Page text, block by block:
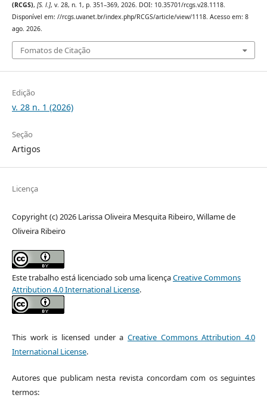
(RCGS), [S. l.], v. 28, n. 1, p. 351–369, 2026. DOI: 10.35701/rcgs.v28.1118.
Disponível em: //rcgs.uvanet.br/index.php/RCGS/article/view/1118. Acesso em: 8
ago. 2026.
Fomatos de Citação
Edição
v. 28 n. 1 (2026)
Seção
Artigos
Licença
Copyright (c) 2026 Larissa Oliveira Mesquita Ribeiro, Willame de
Oliveira Ribeiro
Este trabalho está licenciado sob uma licençaCreative Commons
Attribution 4.0 International License.
This work is licensed under aCreative Commons Attribution 4.0
International License.
Autores que publicam nesta revista concordam com os seguintes
termos: